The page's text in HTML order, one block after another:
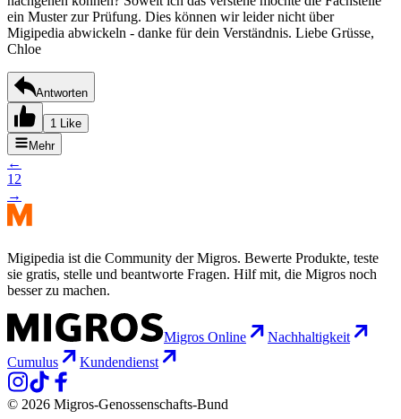
ein Muster zur Prüfung. Dies können wir leider nicht über
Migipedia abwickeln - danke für dein Verständnis. Liebe Grüsse,
Chloe
Antworten
1 Like
Mehr
←
1 2
→
Migipedia ist die Community der Migros. Bewerte Produkte, teste
sie gratis, stelle und beantworte Fragen. Hilf mit, die Migros noch
besser zu machen.
Migros Online
Nachhaltigkeit
Cumulus
Kundendienst
© 2026 Migros-Genossenschafts-Bund